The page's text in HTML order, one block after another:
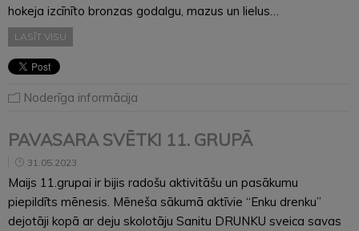
hokeja izcīnīto bronzas godalgu, mazus un lielus…
LASĪT VISU
Noderīga informācija
PAVASARA SVĒTKI 11. GRUPĀ
31.05.2023
Maijs 11.grupai ir bijis radošu aktivitāšu un pasākumu
piepildīts mēnesis. Mēneša sākumā aktīvie “Enku drenku”
dejotāji kopā ar deju skolotāju Sanitu DRUNKU sveica savas